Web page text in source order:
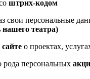
штрих-кодом
свои персональные
театра)
о проектах,
рода персональных